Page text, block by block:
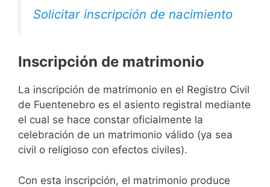
Solicitar inscripción de nacimiento
Inscripción de matrimonio
La inscripción de matrimonio en el Registro Civil
de Fuentenebro es el asiento registral mediante
el cual se hace constar oficialmente la
celebración de un matrimonio válido (ya sea
civil o religioso con efectos civiles).
Con esta inscripción, el matrimonio produce